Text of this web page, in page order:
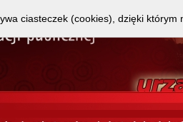
ciasteczek (cookies), dzięki którym